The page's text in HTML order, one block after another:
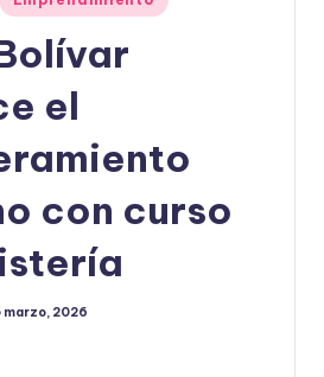
el
con curso
marzo, 2026